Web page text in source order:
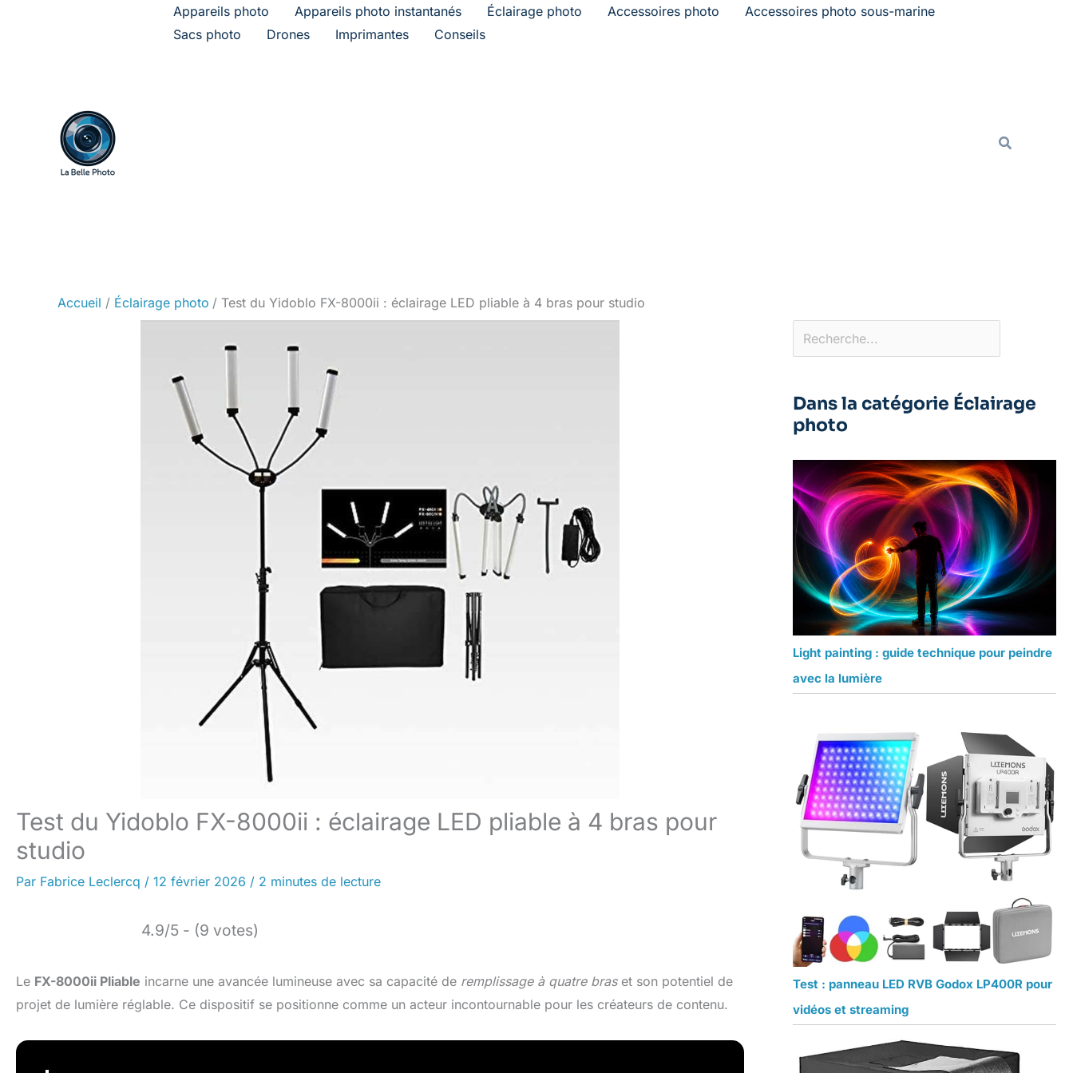
Appareils photo Appareils photo instantanés Éclairage photo Accessoires photo
Accessoires photo sous-marine
Sacs photo
Drones Imprimantes Conseils
Accueil Éclairage photo Test du Yidoblo FX-8000ii : éclairage LED pliable à 4 bras pour studio
Test du Yidoblo FX-8000ii : éclairage LED pliable à 4 bras pour
studio
Par Fabrice Leclercq / 12 février 2026 / 2 minutes de lecture
4.9/5 - (9 votes)
Le FX-8000ii Pliable incarne une avancée lumineuse avec sa capacité de remplissage à quatre braset son potentiel de
projet de lumière réglable. Ce dispositif se positionne comme un acteur incontournable pour les créateurs de contenu.
Rechercher
Dans la catégorie Éclairage
photo
Light painting : guide technique pour peindre
avec la lumière
Test : panneau LED RVB Godox LP400R pour
vidéos et streaming